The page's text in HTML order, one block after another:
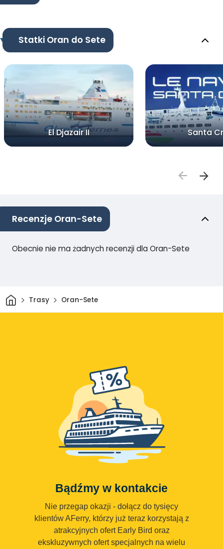
Statki Oran do Sete
El Djazair II Santa
Recenzje Oran-Sete
Obecnie nie ma żadnych recenzji dla Oran-Sete
DomTrasy Oran-Sete
Bądźmy w kontakcie
Nie przegap okazji - dołącz do tysięcy
klientów AFerry, którzy już teraz korzystają z
atrakcyjnych ofert Early Bird oraz
ekskluzywnych ofert specjalnych na wielu